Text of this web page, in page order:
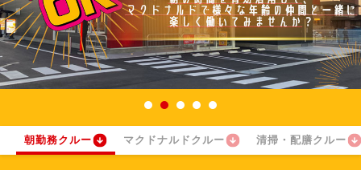
朝勤務クルー マクドナルドクルー 清掃・配膳クルー